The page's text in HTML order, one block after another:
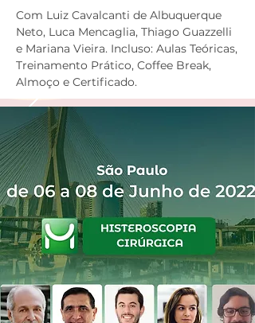
Com Luiz Cavalcanti de Albuquerque
Neto, Luca Mencaglia, Thiago Guazzelli
e Mariana Vieira. Incluso: Aulas Teóricas,
Treinamento Prático, Coffee Break,
Almoço e Certificado.